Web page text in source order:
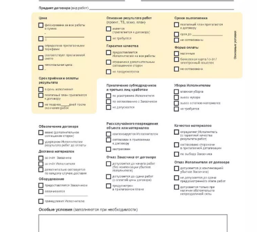
имени Морозова
имени Свердлова
Красный Бор
Кузнечное
Кузьмоловский
Лебяжье
Лесогорский
Мга